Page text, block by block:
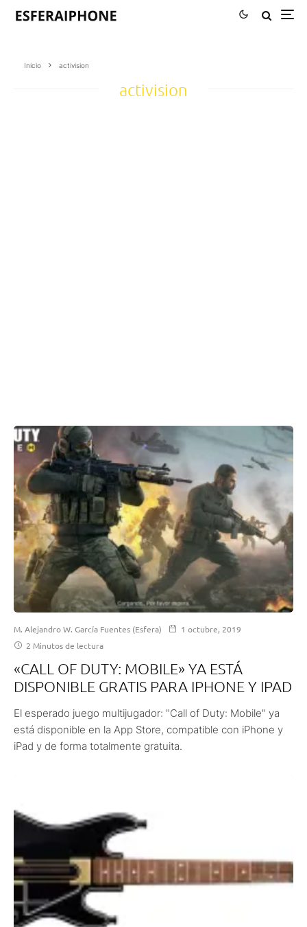
Inicio activision
activision
M. Alejandro W. García Fuentes (Esfera)
1 octubre, 2019
2 Minutos de lectura
«CALL OF DUTY: MOBILE» YA ESTÁ
DISPONIBLE GRATIS PARA IPHONE Y IPAD
El esperado juego multijugador: "Call of Duty: Mobile" ya
está disponible en la App Store, compatible con iPhone y
iPad y de forma totalmente gratuita.